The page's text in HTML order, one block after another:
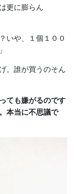
更に膨らん
いや、１個１００
。誰が買うのそん
ても嫌がるのです
本当に不思議で